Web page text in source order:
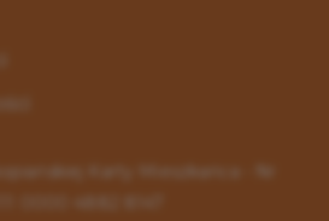
Karty Mieszkańca - Nr